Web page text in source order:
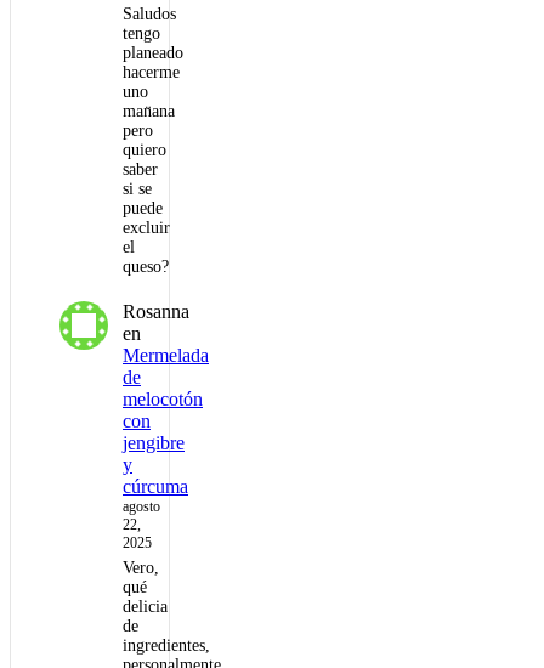
Saludos
tengo
planeado
hacerme
uno
man̈ana
pero
quiero
saber
si se
puede
excluir
el
queso?
Rosanna
en
Mermelada
de
melocotón
con
jengibre
y
cúrcuma
agosto
22,
2025
Vero,
qué
delicia
de
ingredientes,